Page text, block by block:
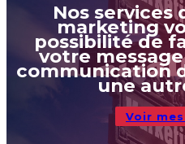
Nos
marketing
possibilité de
votre
communication
une
Voir